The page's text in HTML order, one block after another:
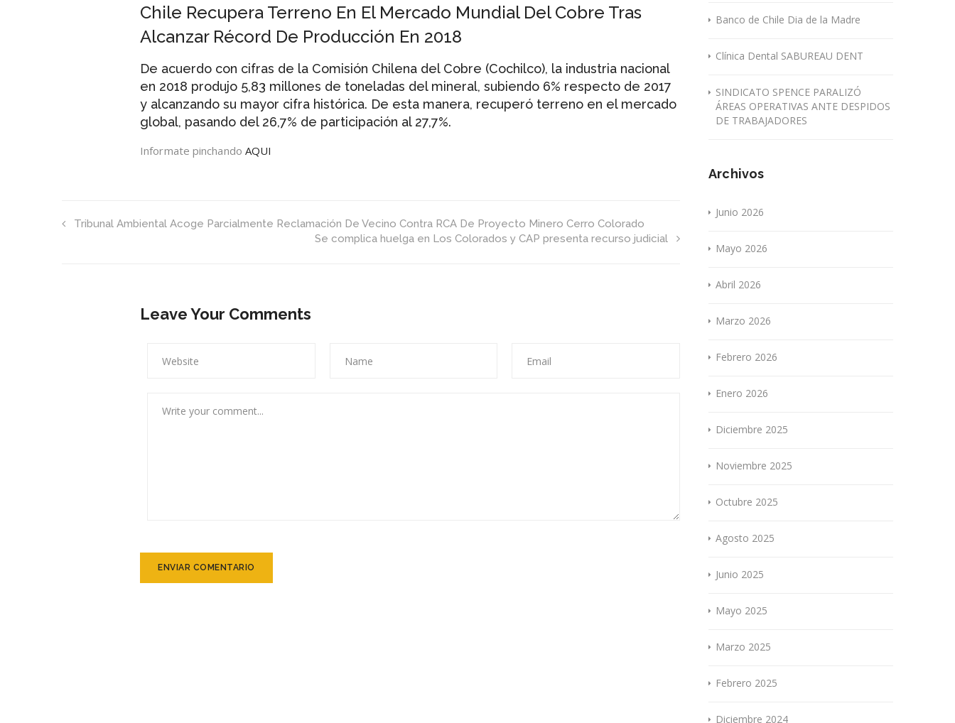
Recupera
Terreno
En
El
Mundial
Del
Cobre
Tras
Alcanzar
Récord
Chile Recupera Terreno En El Mercado Mundial Del Cobre Tras
Alcanzar Récord De Producción En 2018
De acuerdo con cifras de la Comisión Chilena del Cobre (Cochilco), la industria nacional
en 2018 produjo 5,83 millones de toneladas del mineral, subiendo 6% respecto de 2017
y alcanzando su mayor cifra histórica. De esta manera, recuperó terreno en el mercado
global, pasando del 26,7% de participación al 27,7%.
Informate pinchando AQUI
Tribunal Ambiental Acoge Parcialmente Reclamación De Vecino Contra RCA De Proyecto Minero Cerro Colorado
Se complica huelga en Los Colorados y CAP presenta recurso judicial
Leave Your Comments
Banco de Chile Dia de la Madre
Clínica Dental SABUREAU DENT
SINDICATO SPENCE PARALIZÓ
ÁREAS OPERATIVAS ANTE DESPIDOS
DE TRABAJADORES
Archivos
Junio 2026
Mayo 2026
Abril 2026
Marzo 2026
Febrero 2026
Enero 2026
Diciembre 2025
Noviembre 2025
Octubre 2025
Agosto 2025
Junio 2025
Mayo 2025
Marzo 2025
Febrero 2025
Diciembre 2024